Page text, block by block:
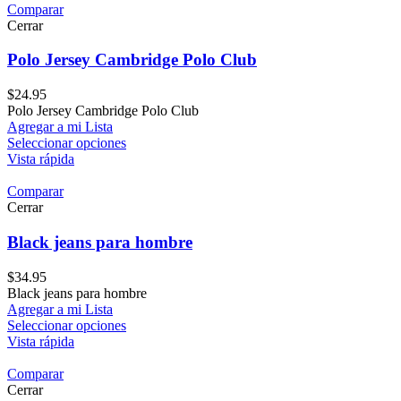
Comparar
Cerrar
Polo Jersey Cambridge Polo Club
$24.95
Polo Jersey Cambridge Polo Club
Agregar a mi Lista
Seleccionar opciones
Vista rápida
Comparar
Cerrar
Black jeans para hombre
$34.95
Black jeans para hombre
Agregar a mi Lista
Seleccionar opciones
Vista rápida
Comparar
Cerrar